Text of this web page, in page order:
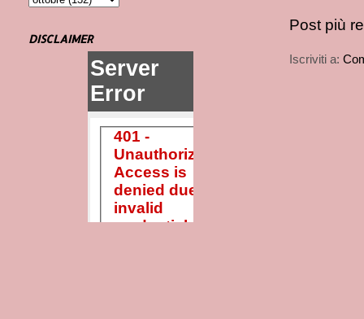
Post più
Iscriviti a:
DISCLAIMER